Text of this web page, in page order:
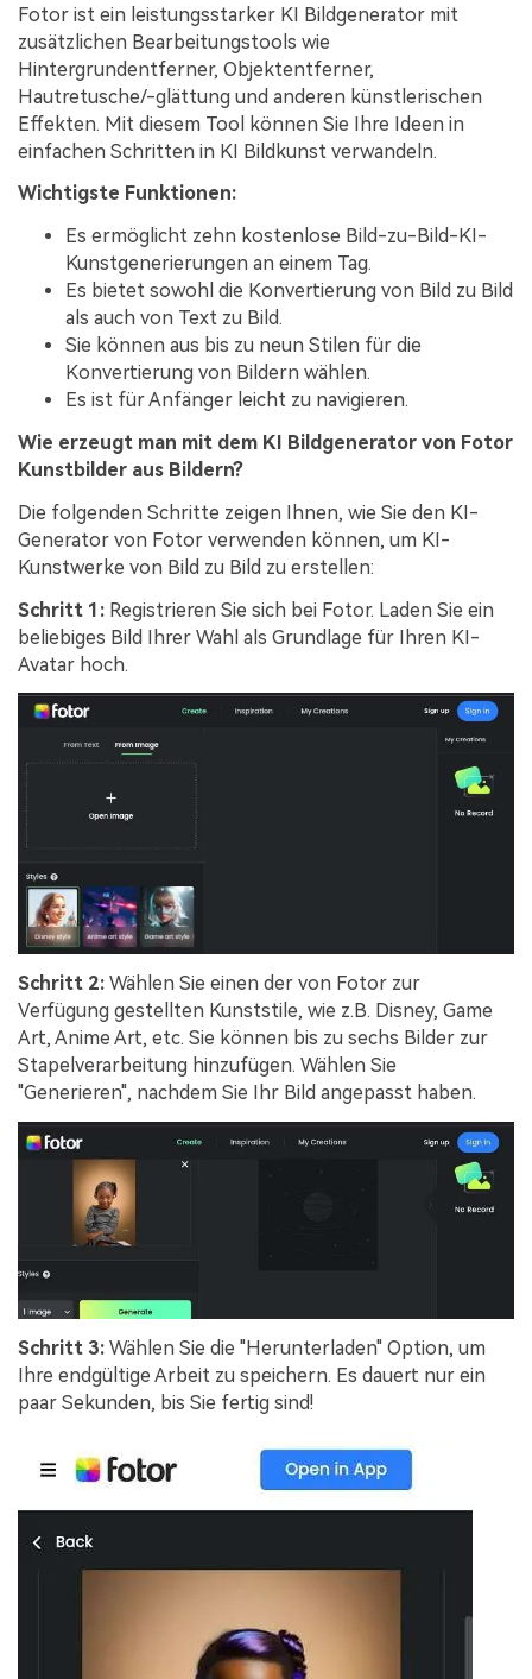
Fotor ist ein leistungsstarker KI Bildgenerator mit
zusätzlichen Bearbeitungstools wie
Hintergrundentferner, Objektentferner,
Hautretusche/-glättung und anderen künstlerischen
Effekten. Mit diesem Tool können Sie Ihre Ideen in
einfachen Schritten in KI Bildkunst verwandeln.
Wichtigste Funktionen:
Es ermöglicht zehn kostenlose Bild-zu-Bild-KI-
Kunstgenerierungen an einem Tag.
Es bietet sowohl die Konvertierung von Bild zu Bild
als auch von Text zu Bild.
Sie können aus bis zu neun Stilen für die
Konvertierung von Bildern wählen.
Es ist für Anfänger leicht zu navigieren.
Wie erzeugt man mit dem KI Bildgenerator von Fotor
Kunstbilder aus Bildern?
Die folgenden Schritte zeigen Ihnen, wie Sie den KI-
Generator von Fotor verwenden können, um KI-
Kunstwerke von Bild zu Bild zu erstellen:
Schritt 1: Registrieren Sie sich bei Fotor. Laden Sie ein
beliebiges Bild Ihrer Wahl als Grundlage für Ihren KI-
Avatar hoch.
Schritt 2: Wählen Sie einen der von Fotor zur
Verfügung gestellten Kunststile, wie z.B. Disney, Game
Art, Anime Art, etc. Sie können bis zu sechs Bilder zur
Stapelverarbeitung hinzufügen. Wählen Sie
"Generieren", nachdem Sie Ihr Bild angepasst haben.
Schritt 3: Wählen Sie die "Herunterladen" Option, um
Ihre endgültige Arbeit zu speichern. Es dauert nur ein
paar Sekunden, bis Sie fertig sind!